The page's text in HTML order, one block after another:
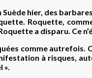
Suède hier, des
Roquette,
a disparu. Ce
comme autrefois.
à risques,